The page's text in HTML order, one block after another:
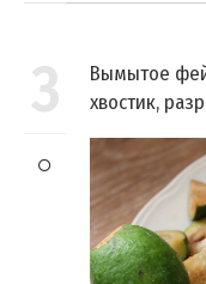
3
Вымытое
хвостик,